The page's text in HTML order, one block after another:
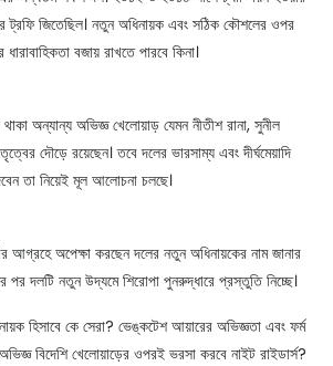
জিতেছিল। নতুন অধিনায়ক এবং সঠিক কৌশলের ওপর
বজায় রাখতে পারবে কিনা।
অন্যান্য অভিজ্ঞ খেলোয়াড় যেমন নীতীশ রানা, সুনীল
দৌড়ে রয়েছেন। তবে দলের ভারসাম্য এবং দীর্ঘমেয়াদি
তা নিয়েই মূল আলোচনা চলছে।
আগ্রহে অপেক্ষা করছেন দলের নতুন অধিনায়কের নাম জানার
দলটি নতুন উদ্যমে শিরোপা পুনরুদ্ধারে প্রস্তুতি নিচ্ছে।
হিসাবে কে সেরা? ভেঙ্কটেশ আয়ারের অভিজ্ঞতা এবং ফর্ম
বিদেশি খেলোয়াড়ের ওপরই ভরসা করবে নাইট রাইডার্স?